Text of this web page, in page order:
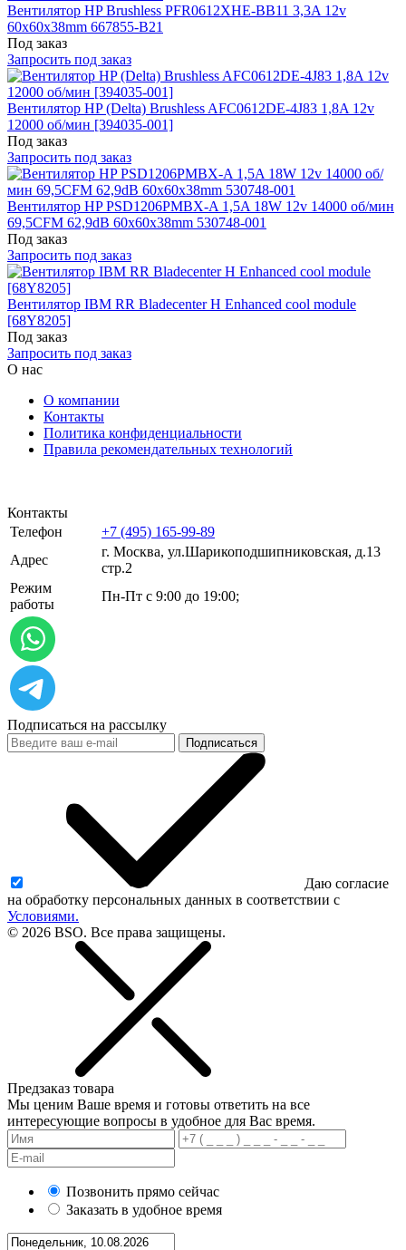
Вентилятор HP Brushless PFR0612XHE-BB11 3,3A 12v
60x60x38mm 667855-B21
Под заказ
Запросить под заказ
Вентилятор HP (Delta) Brushless AFC0612DE-4J83 1,8A 12v
12000 об/мин [394035-001]
Под заказ
Запросить под заказ
Вентилятор HP PSD1206PMBX-A 1,5A 18W 12v 14000 об/мин
69,5CFM 62,9dB 60x60x38mm 530748-001
Под заказ
Запросить под заказ
Вентилятор IBM RR Bladecenter H Enhanced cool module
[68Y8205]
Под заказ
Запросить под заказ
О нас
О компании
Контакты
Политика конфиденциальности
Правила рекомендательных технологий
Контакты
Телефон
+7 (495) 165-99-89
Адрес
г. Москва, ул.​​Шарикоподшипниковская, д.13
стр.2
Режим
работы
Пн-Пт с 9:00 до 19:00;
Подписаться на рассылку
Подписаться
Даю согласие
на обработку персональных данных в соответствии с
Условиями.
© 2026 BSO. Все права защищены.
Предзаказ товара
Мы ценим Ваше время и готовы ответить на все
интересующие вопросы в удобное для Вас время.
Позвонить прямо сейчас
Заказать в удобное время